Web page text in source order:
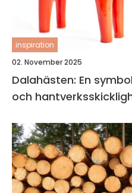
inspiration
02. November 2025
Dalahästen: En
och